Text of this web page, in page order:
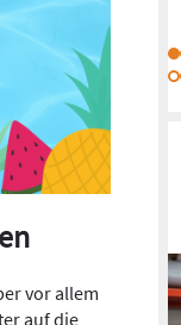
vor allem
auf die